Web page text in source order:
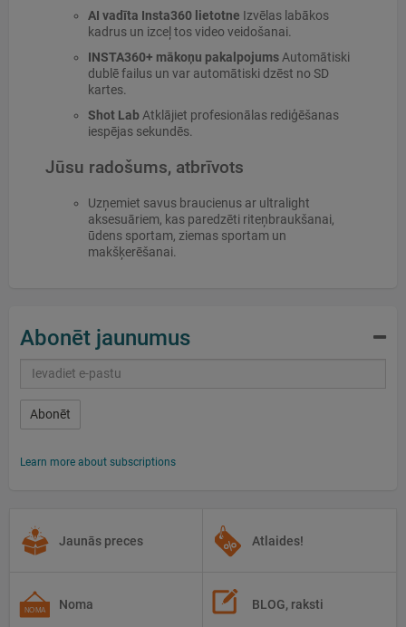
AI vadīta Insta360 lietotne Izvēlas labākos
kadrus un izceļ tos video veidošanai.
INSTA360+ mākoņu pakalpojumsAutomātiski
dublē failus un var automātiski dzēst no SD
kartes.
Shot LabAtklājiet profesionālas rediģēšanas
iespējas sekundēs.
Jūsu radošums, atbrīvots
Uzņemiet savus braucienus ar ultralight
aksesuāriem, kas paredzēti riteņbraukšanai,
ūdens sportam, ziemas sportam un
makšķerēšanai.
Abonēt jaunumus
Abonēt
Learn more about subscriptions
Jaunās preces Atlaides!
Noma BLOG, raksti